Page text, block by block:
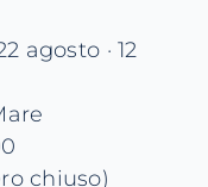
agosto · 12
chiuso)